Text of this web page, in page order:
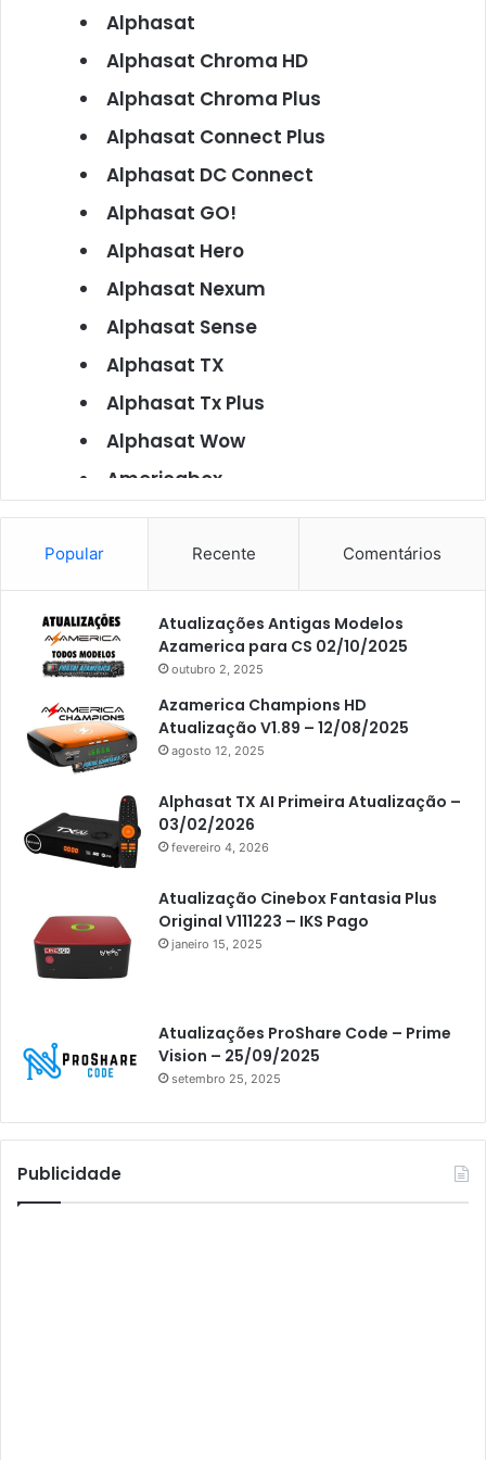
Alphasat
Alphasat Chroma HD
Alphasat Chroma Plus
Alphasat Connect Plus
Alphasat DC Connect
Alphasat GO!
Alphasat Hero
Alphasat Nexum
Alphasat Sense
Alphasat TX
Alphasat Tx Plus
Alphasat Wow
Americabox
Americabox S101
Americabox S105
Americabox S105 Plus
Americabox S205
Americabox S205 Plus
Americabox S305 Plus
Artcom
Athomics
Athomics Eon
Athomics i3
Athomics i3 Bold
Athomics Inspire Qi
Athomics Inspire Qi Lite
Athomics S3
Athomics T3
Atto
AttoNet
Popular Recente Comentários
Atualizações Antigas Modelos
Azamerica para CS 02/10/2025
outubro 2, 2025
Azamerica Champions HD
Atualização V1.89 – 12/08/2025
agosto 12, 2025
Alphasat TX AI Primeira Atualização –
03/02/2026
fevereiro 4, 2026
Atualização Cinebox Fantasia Plus
Original V111223 – IKS Pago
janeiro 15, 2025
Atualizações ProShare Code – Prime
Vision – 25/09/2025
setembro 25, 2025
Publicidade